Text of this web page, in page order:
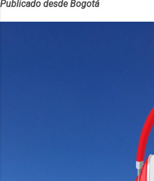
Publicado desde Bogotá